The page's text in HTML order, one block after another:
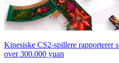
Kinesiske CS2-spillere rapporterer
over 300.000 yuan